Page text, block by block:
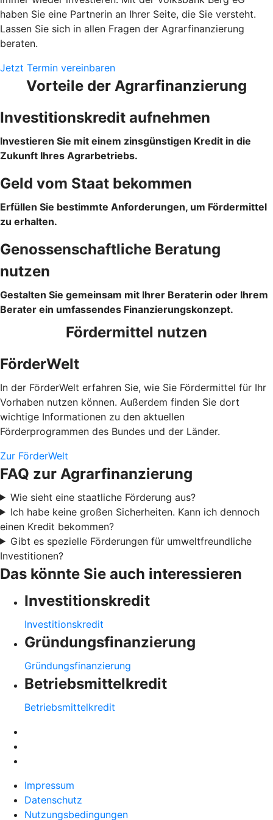
haben Sie eine Partnerin an Ihrer Seite, die Sie versteht.
Lassen Sie sich in allen Fragen der Agrarfinanzierung
beraten.
Jetzt Termin vereinbaren
Vorteile der Agrarfinanzierung
Investitionskredit aufnehmen
Investieren Sie mit einem zinsgünstigen Kredit in die
Zukunft Ihres Agrarbetriebs.
Geld vom Staat bekommen
Erfüllen Sie bestimmte Anforderungen, um Fördermittel
zu erhalten.
Genossenschaftliche Beratung
nutzen
Gestalten Sie gemeinsam mit Ihrer Beraterin oder Ihrem
Berater ein umfassendes Finanzierungskonzept.
Fördermittel nutzen
FörderWelt
In der FörderWelt erfahren Sie, wie Sie Fördermittel für Ihr
Vorhaben nutzen können. Außerdem finden Sie dort
wichtige Informationen zu den aktuellen
Förderprogrammen des Bundes und der Länder.
Zur FörderWelt
FAQ zur Agrarfinanzierung
Wie sieht eine staatliche Förderung aus?
Ich habe keine großen Sicherheiten. Kann ich dennoch
einen Kredit bekommen?
Gibt es spezielle Förderungen für umweltfreundliche
Investitionen?
Das könnte Sie auch interessieren
Investitionskredit
Investitionskredit
Gründungsfinanzierung
Gründungsfinanzierung
Betriebsmittelkredit
Betriebsmittelkredit
Impressum
Datenschutz
Nutzungsbedingungen